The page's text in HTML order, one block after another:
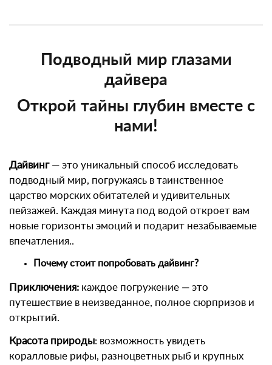
Подводный мир глазами
дайвера
Открой тайны глубин вместе с
нами!
Дайвинг — это уникальный способ исследовать
подводный мир, погружаясь в таинственное
царство морских обитателей и удивительных
пейзажей. Каждая минута под водой откроет вам
новые горизонты эмоций и подарит незабываемые
впечатления..
Почему стоит попробовать дайвинг?
Приключения: каждое погружение — это
путешествие в неизведанное, полное сюрпризов и
открытий.
Красота природы: возможность увидеть
коралловые рифы, разноцветных рыб и крупных